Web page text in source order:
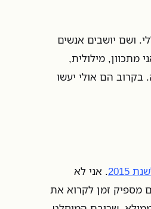
ושם יושבים אנשים
מתכוון, מילולית,
בקרוב הם אולי יעשו
. אני לא
מספיק זמן לקרוא את